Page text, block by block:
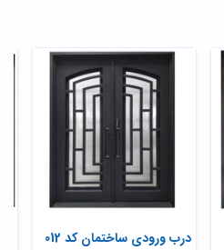
درب ورودی ساختمان کد 012